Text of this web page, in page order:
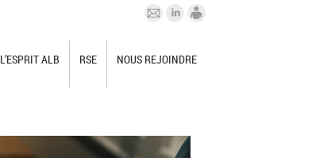
L’ESPRIT ALB RSE NOUS REJOINDRE